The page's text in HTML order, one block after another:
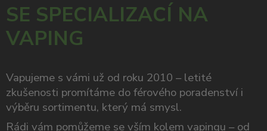
SE SPECIALIZACÍ NA
VAPING
Vapujeme s vámi už od roku 2010 – letité
zkušenosti promítáme do férového poradenství i
výběru sortimentu, který má smysl.
Rádi vám pomůžeme se vším kolem vapingu – od